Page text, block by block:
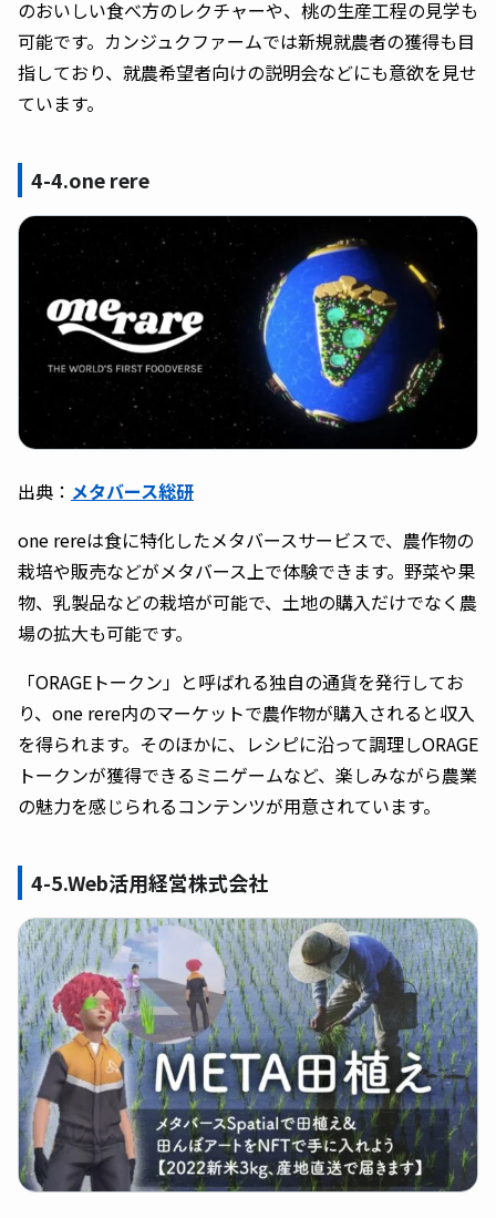
のおいしい食べ方のレクチャーや、桃の生産工程の見学も
可能です。カンジュクファームでは新規就農者の獲得も目
指しており、就農希望者向けの説明会などにも意欲を見せ
ています。
4-4.one rere
出典： メタバース総研
one rereは食に特化したメタバースサービスで、農作物の
栽培や販売などがメタバース上で体験できます。野菜や果
物、乳製品などの栽培が可能で、土地の購入だけでなく農
場の拡大も可能です。
「ORAGEトークン」と呼ばれる独自の通貨を発行してお
り、one rere内のマーケットで農作物が購入されると収入
を得られます。そのほかに、レシピに沿って調理しORAGE
トークンが獲得できるミニゲームなど、楽しみながら農業
の魅力を感じられるコンテンツが用意されています。
4-5.Web活用経営株式会社